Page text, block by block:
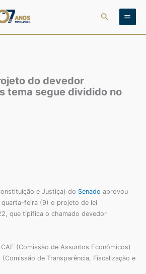
Pesquisar
do devedor
tema segue dividido no
e Justiça) do Senado aprovou
quarta-feira (9) o projeto de lei
que tipifica o chamado devedor
(Comissão de Assuntos Econômicos)
de Transparência, Fiscalização e